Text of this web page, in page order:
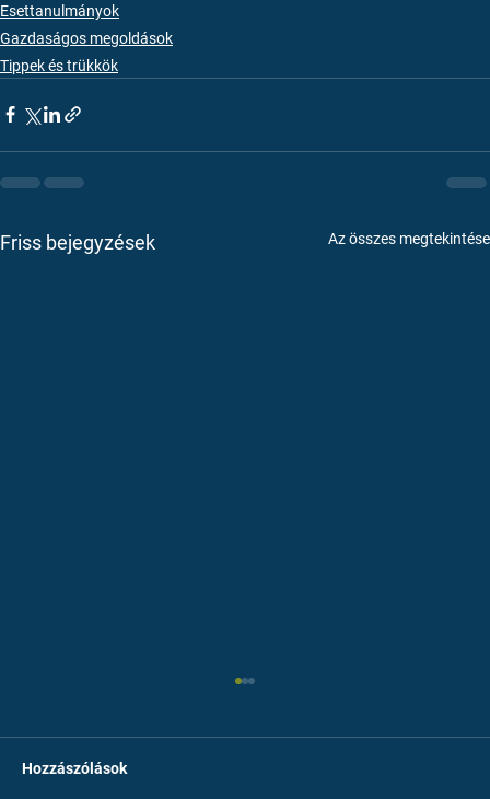
Esettanulmányok
Gazdaságos megoldások
Tippek és trükkök
Friss bejegyzések Az összes megtekintése
Hozzászólások